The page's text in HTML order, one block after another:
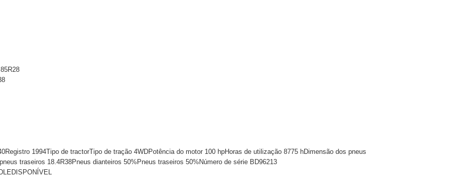
1994Tipo de tractorTipo de tração 4WDPotência do motor 100 hpHoras de utilização 8775 hDimensão dos pneus
traseiros 18.4R38Pneus dianteiros 50%Pneus traseiros 50%Número de série BD96213